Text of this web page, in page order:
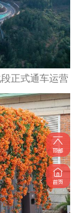
正式通车运营